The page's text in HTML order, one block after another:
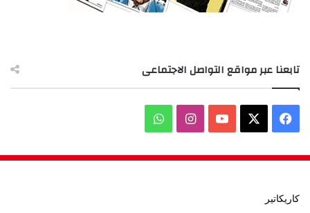
تابعنا عبر مواقع التواصل الاجتماعى
فيسبوك ‫YouTubeانستقرامواتساب
كاريكاتير